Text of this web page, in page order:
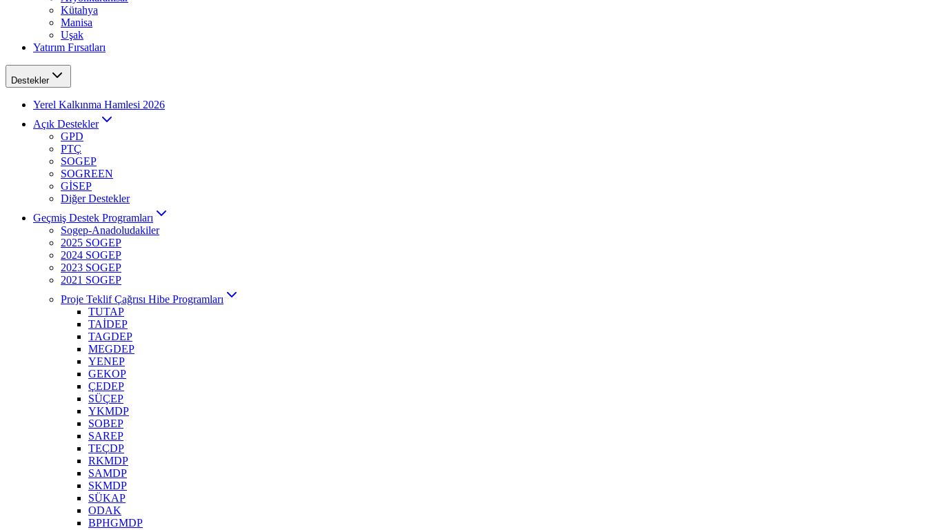
Kütahya
Manisa
Uşak
Yatırım Fırsatları
Destekler
Yerel Kalkınma Hamlesi 2026
Açık Destekler
GPD
PTÇ
SOGEP
SOGREEN
GİSEP
Diğer Destekler
Geçmiş Destek Programları
Sogep-Anadoludakiler
2025 SOGEP
2024 SOGEP
2023 SOGEP
2021 SOGEP
Proje Teklif Çağrısı Hibe Programları
TUTAP
TAİDEP
TAGDEP
MEGDEP
YENEP
GEKOP
ÇEDEP
SÜÇEP
YKMDP
SOBEP
SAREP
TEÇDP
RKMDP
SAMDP
SKMDP
SÜKAP
ODAK
BPHGMDP